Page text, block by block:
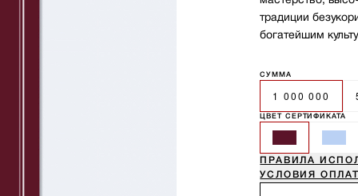
традиции
богатейшим
СУММА
1 000 000
ЦВЕТ СЕРТИФИКАТА
ПРАВИЛА
УСЛОВИЯ